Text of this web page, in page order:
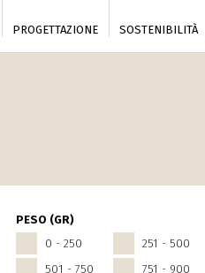
PROGETTAZIONE SOSTENIBILITÀ
PESO (GR)
0 - 250
251 - 500
501 - 750
751 - 900